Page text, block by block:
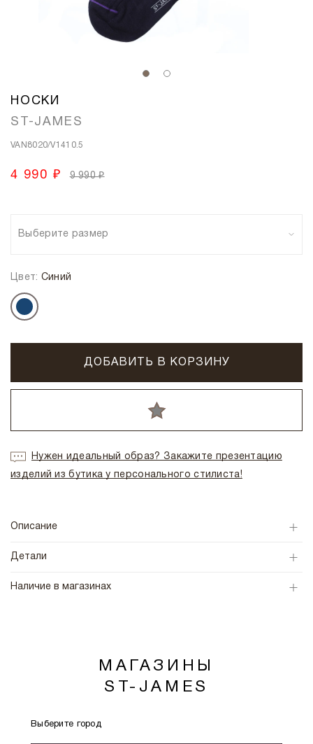
НОСКИ
ST-JAMES
VAN8020/V1410.5
4 990 ₽ 9 990 ₽
Выберите размер
Цвет: Синий
ДОБАВИТЬ В КОРЗИНУ
Нужен идеальный образ? Закажите презентацию
изделий из бутика у персонального стилиста!
Описание
Детали
Наличие в магазинах
МАГАЗИНЫ
ST-JAMES
Выберите город